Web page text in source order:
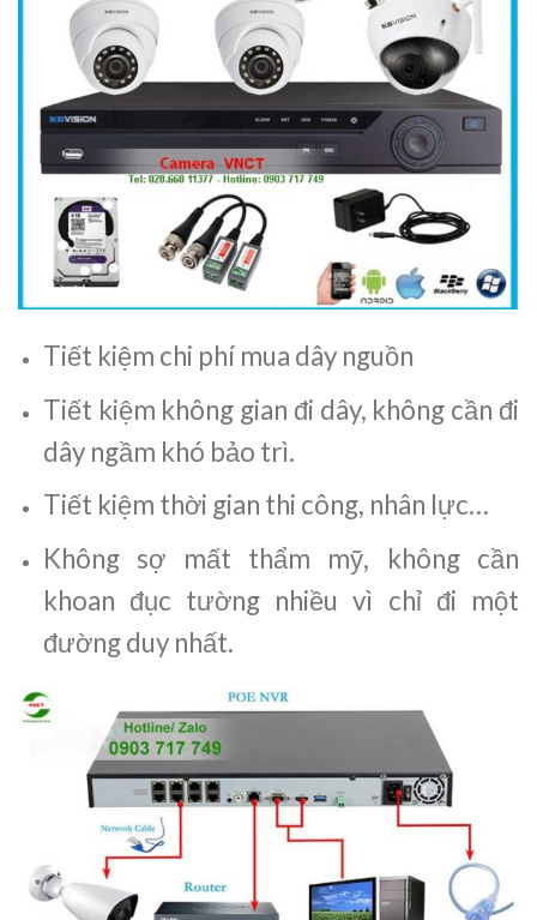
Tiết kiệm chi phí mua dây nguồn
Tiết kiệm không gian đi dây, không cần đi
dây ngầm khó bảo trì.
Tiết kiệm thời gian thi công, nhân lực…
Không sợ mất thẩm mỹ, không cần
khoan đục tường nhiều vì chỉ đi một
đường duy nhất.